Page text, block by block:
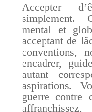
Accepter
simplement.
mental et
acceptant de
conventions,
encadrer,
autant
aspirations.
guerre contre